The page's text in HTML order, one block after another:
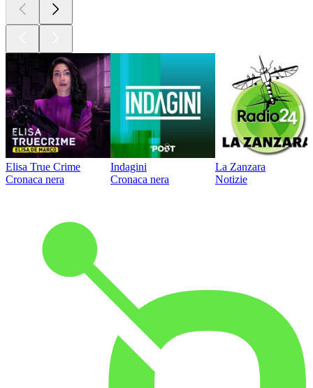
Elisa True Crime
Cronaca nera
Indagini
Cronaca nera
La Zanzara
Notizie